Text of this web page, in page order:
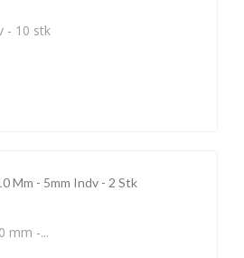
Mm - 5mm Indv - 2 Stk